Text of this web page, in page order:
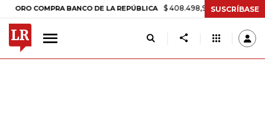
COMPRA BANCO DE LA REPÚBLICA $ 408.498,97 +$ 8.753,81 +2,19%
SUSCRÍBASE